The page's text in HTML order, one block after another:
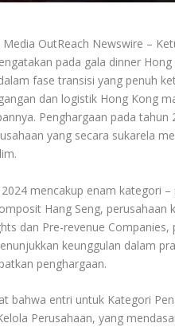
Media OutReach Newswire –
pada gala dinner
fase transisi yang penuh
dan logistik Hong Kong
Penghargaan pada
yang secara sukarela
mencakup enam kategori
Hang Seng,
dan Pre-revenue
keunggulan dalam
penghargaan.
bahwa entri untuk Kategori
Perusahaan, yang